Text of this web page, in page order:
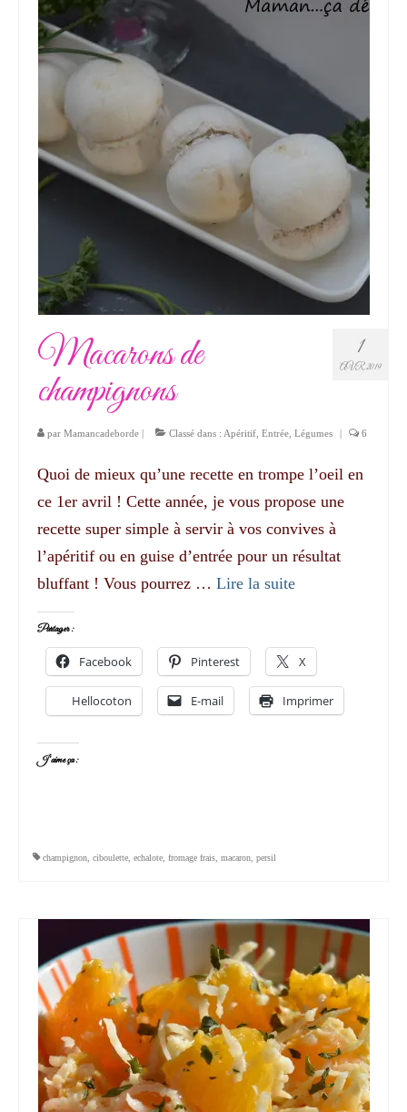
1
AVR 2019
Macarons de
champignons
par Mamancadeborde | Classé dans : Apéritif Entrée Légumes | 6
Quoi de mieux qu’une recette en trompe l’oeil en
ce 1er avril ! Cette année, je vous propose une
recette super simple à servir à vos convives à
l’apéritif ou en guise d’entrée pour un résultat
bluffant ! Vous pourrez … Lire la suite­­
Partager :
Facebook Pinterest X
Hellocoton E-mail Imprimer
J’aime ça :
champignon ciboulette echalote fromage frais macaron persil